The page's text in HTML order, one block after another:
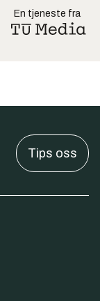
En tjeneste fra
Tips oss